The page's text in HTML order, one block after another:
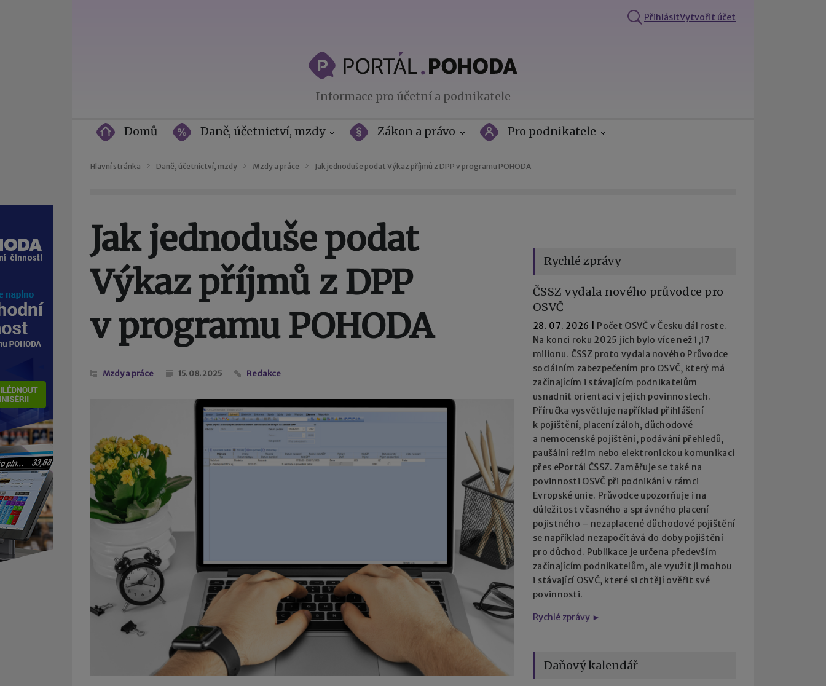
PřihlásitVytvořit účet
Informace pro účetní a podnikatele
Domů Daně, účetnictví, mzdy Zákon a právo Pro podnikatele
Hlavní stránka Daně, účetnictví, mzdy Mzdy a práce Jak jednoduše podat Výkaz příjmů z DPP v programu POHODA
Jak jednoduše podat
Výkaz příjmů z DPP
v programu POHODA
Mzdy a práce 15. 08. 2025 Redakce
Rychlé zprávy
ČSSZ vydala nového průvodce pro
OSVČ
28. 07. 2026
Počet OSVČ v Česku dál roste.
Na konci roku 2025 jich bylo více než 1,17
milionu. ČSSZ proto vydala nového Průvodce
sociálním zabezpečením pro OSVČ, který má
začínajícím i stávajícím podnikatelům
usnadnit orientaci v jejich povinnostech.
Příručka vysvětluje například přihlášení
k pojištění, placení záloh, důchodové
a nemocenské pojištění, podávání přehledů,
paušální režim nebo elektronickou komunikaci
přes ePortál ČSSZ. Zaměřuje se také na
povinnosti OSVČ při podnikání v rámci
Evropské unie. Průvodce upozorňuje i na
důležitost včasného a správného placení
pojistného – nezaplacené důchodové pojištění
se například nezapočítává do doby pojištění
pro důchod. Publikace je určena především
začínajícím podnikatelům, ale využít ji mohou
i stávající OSVČ, které si chtějí ověřit své
povinnosti.
Rychlé zprávy ►
Daňový kalendář